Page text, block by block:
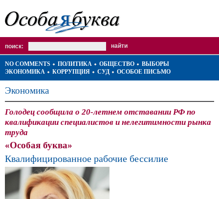
поиск:
NO COMMENTS ПОЛИТИКА ОБЩЕСТВО
ВЫБОРЫ
ЭКОНОМИКА
КОРРУПЦИЯ СУД ОСОБОЕ ПИСЬМО
Экономика
Голодец сообщила о 20-летнем отставании РФ по
квалификации специалистов и нелегитимности рынка
труда
«Особая буква»
Квалифицированное рабочие бессилие